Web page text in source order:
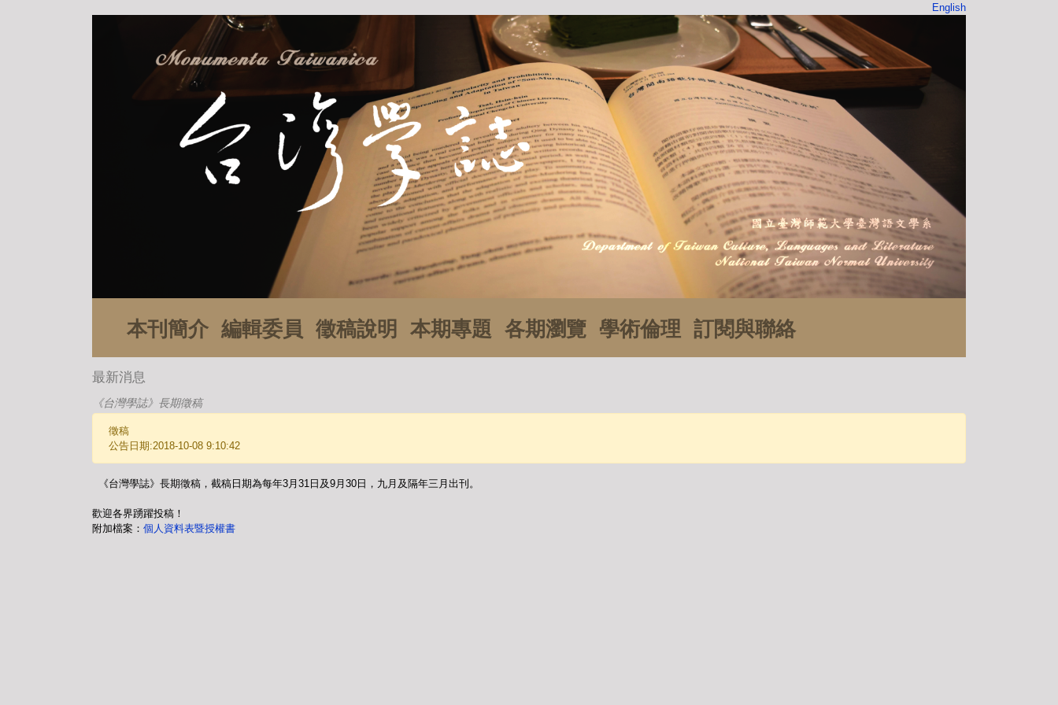
English
本刊簡介 編輯委員 徵稿說明 本期專題 各期瀏覽 學術倫理 訂閱與聯絡
最新消息
《台灣學誌》長期徵稿
徵稿
公告日期:2018-10-08 9:10:42
《台灣學誌》長期徵稿，截稿日期為每年3月31日及9月30日，九月及隔年三月出刊。
歡迎各界踴躍投稿！
附加檔案： 個人資料表暨授權書